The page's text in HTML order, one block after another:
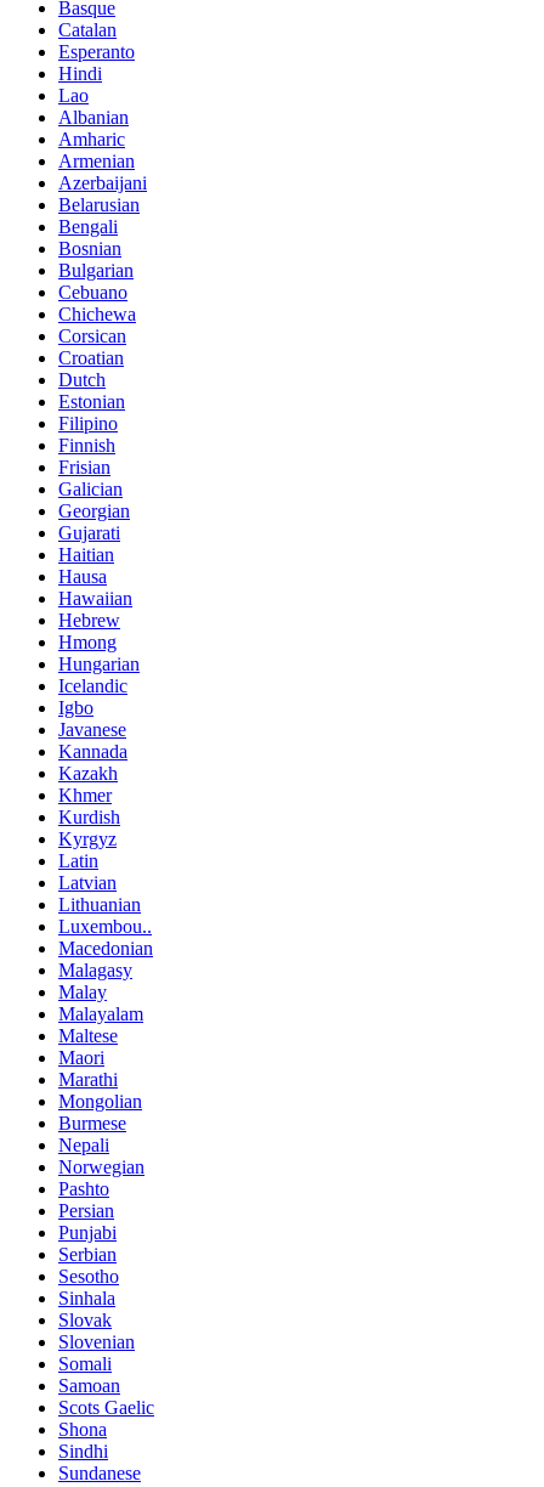
Basque
Catalan
Esperanto
Hindi
Lao
Albanian
Amharic
Armenian
Azerbaijani
Belarusian
Bengali
Bosnian
Bulgarian
Cebuano
Chichewa
Corsican
Croatian
Dutch
Estonian
Filipino
Finnish
Frisian
Galician
Georgian
Gujarati
Haitian
Hausa
Hawaiian
Hebrew
Hmong
Hungarian
Icelandic
Igbo
Javanese
Kannada
Kazakh
Khmer
Kurdish
Kyrgyz
Latin
Latvian
Lithuanian
Luxembou..
Macedonian
Malagasy
Malay
Malayalam
Maltese
Maori
Marathi
Mongolian
Burmese
Nepali
Norwegian
Pashto
Persian
Punjabi
Serbian
Sesotho
Sinhala
Slovak
Slovenian
Somali
Samoan
Scots Gaelic
Shona
Sindhi
Sundanese